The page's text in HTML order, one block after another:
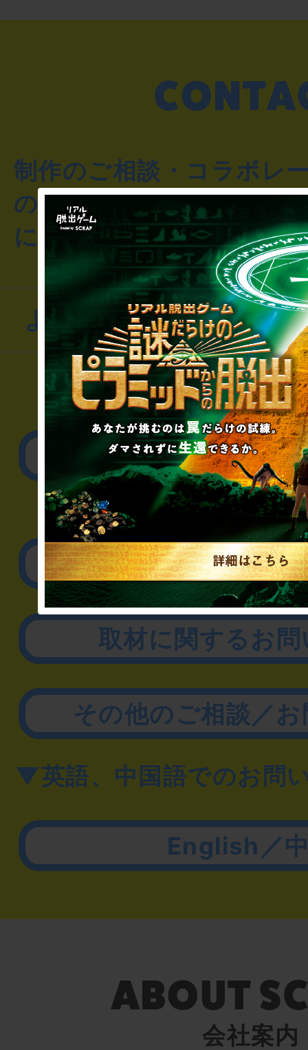
制作のご相談・コラボレ
のお客様からのご質問や
にお問い合わせください
よくあるお問い合わせ
▼一般のお客様
公演内容、チケット
▼企業／法人の方
リアル脱出ゲーム制作
取材に関するお
その他のご相談／
▼英語、中国語でのお問
English／
会社案内